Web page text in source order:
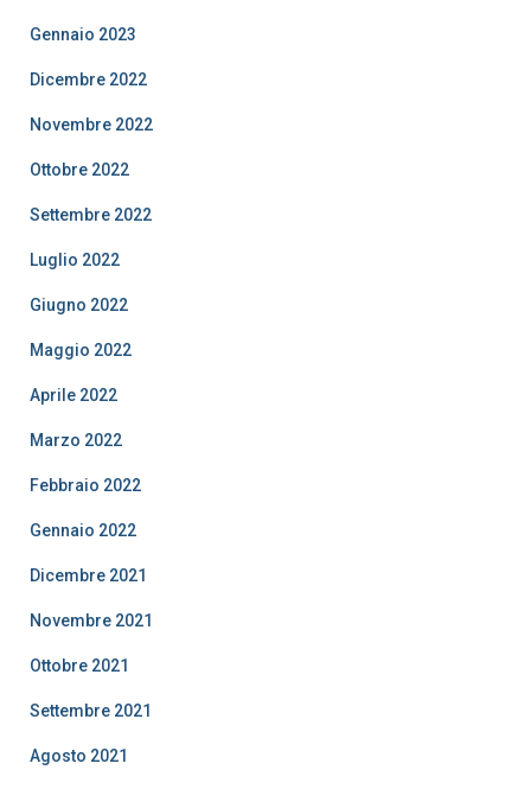
Gennaio 2023
Dicembre 2022
Novembre 2022
Ottobre 2022
Settembre 2022
Luglio 2022
Giugno 2022
Maggio 2022
Aprile 2022
Marzo 2022
Febbraio 2022
Gennaio 2022
Dicembre 2021
Novembre 2021
Ottobre 2021
Settembre 2021
Agosto 2021